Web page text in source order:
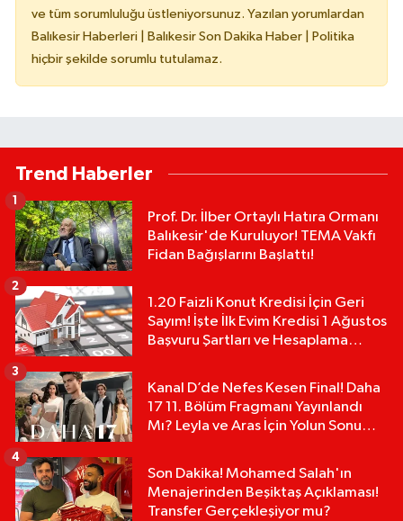
ve tüm sorumluluğu üstleniyorsunuz. Yazılan yorumlardan
Balıkesir Haberleri | Balıkesir Son Dakika Haber | Politika
hiçbir şekilde sorumlu tutulamaz.
Trend Haberler
Prof. Dr. İlber Ortaylı Hatıra Ormanı
Balıkesir'de Kuruluyor! TEMA Vakfı
Fidan Bağışlarını Başlattı!
1
1.20 Faizli Konut Kredisi İçin Geri
Sayım! İşte İlk Evim Kredisi 1 Ağustos
Başvuru Şartları ve Hesaplama
2
Kanal D’de Nefes Kesen Final! Daha
17 11. Bölüm Fragmanı Yayınlandı
Mı? Leyla ve Aras İçin Yolun Sonu
3
Son Dakika! Mohamed Salah'ın
Menajerinden Beşiktaş Açıklaması!
Transfer Gerçekleşiyor mu?
4